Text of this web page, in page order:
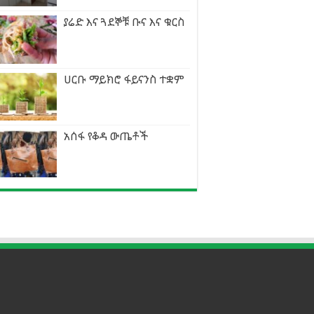
ያሬድ እና ጓደኞቹ ቡና እና ቁርስ
ሀርቡ ማይክሮ ፋይናንስ ተቋም
አሰፋ የቆዳ ውጤቶች